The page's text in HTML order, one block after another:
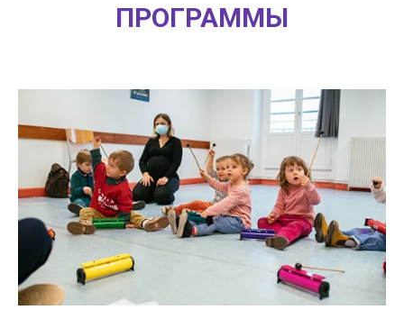
ПРОГРАММЫ